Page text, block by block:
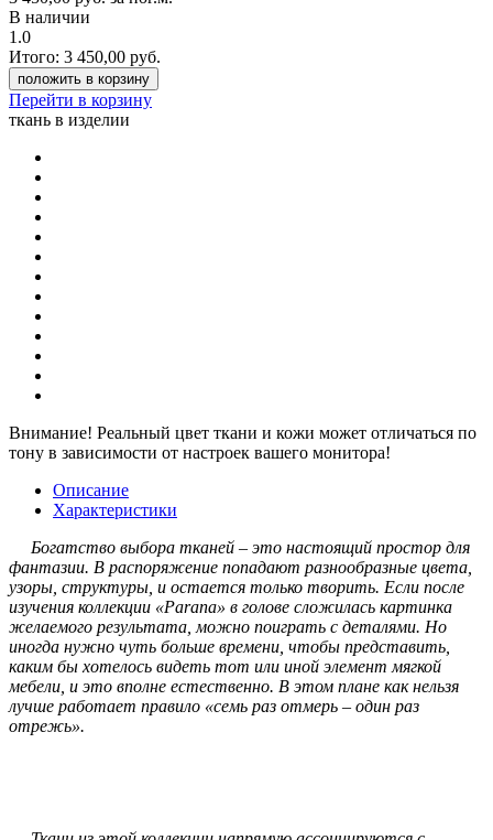
В наличии
1.0
Итого: 3 450,00 руб.
положить в корзину
Перейти в корзину
ткань в изделии
Внимание! Реальный цвет ткани и кожи может отличаться по
тону в зависимости от настроек вашего монитора!
Описание
Характеристики
Богатство выбора тканей – это настоящий простор для
фантазии. В распоряжение попадают разнообразные цвета,
узоры, структуры, и остается только творить. Если после
изучения коллекции «Parana» в голове сложилась картинка
желаемого результата, можно поиграть с деталями. Но
иногда нужно чуть больше времени, чтобы представить,
каким бы хотелось видеть тот или иной элемент мягкой
мебели, и это вполне естественно. В этом плане как нельзя
лучше работает правило «семь раз отмерь – один раз
отрежь».